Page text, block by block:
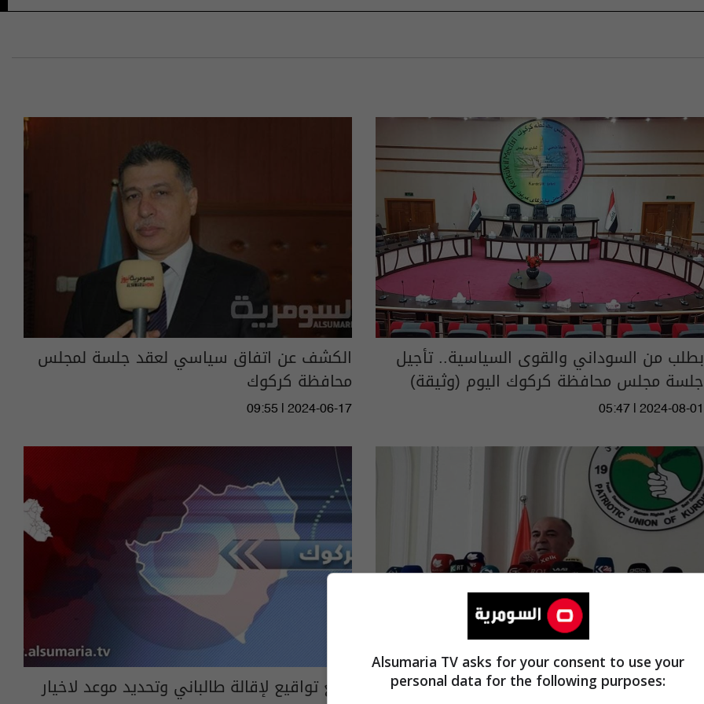
بطلب من السوداني والقوى السياسية.. تأجيل
جلسة مجلس محافظة كركوك اليوم (وثيقة)
05:47 | 2024-08-01
الكشف عن اتفاق سياسي لعقد جلسة لمجلس
محافظة كركوك
09:55 | 2024-06-17
اتفاق كردي على عقد جلسة لمجلس كركوك يوم جمع تواقيع لإقالة طالباني وتحديد موعد لاخيار
Alsumaria TV asks for your consent to use your
personal data for the following purposes: